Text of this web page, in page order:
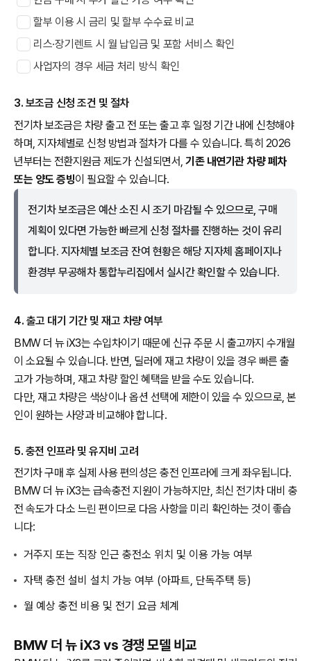
할부 이용 시 금리 및 할부 수수료 비교
리스·장기렌트 시 월 납입금 및 포함 서비스 확인
사업자의 경우 세금 처리 방식 확인
3. 보조금 신청 조건 및 절차
전기차 보조금은 차량 출고 전 또는 출고 후 일정 기간 내에 신청해야
하며, 지자체별로 신청 방법과 절차가 다를 수 있습니다. 특히 2026
년부터는 전환지원금 제도가 신설되면서, 기존 내연기관 차량 폐차
또는 양도 증빙이 필요할 수 있습니다.
전기차 보조금은 예산 소진 시 조기 마감될 수 있으므로, 구매
계획이 있다면 가능한 빠르게 신청 절차를 진행하는 것이 유리
합니다. 지자체별 보조금 잔여 현황은 해당 지자체 홈페이지나
환경부 무공해차 통합누리집에서 실시간 확인할 수 있습니다.
4. 출고 대기 기간 및 재고 차량 여부
BMW 더 뉴 iX3는 수입차이기 때문에 신규 주문 시 출고까지 수개월
이 소요될 수 있습니다. 반면, 딜러에 재고 차량이 있을 경우 빠른 출
고가 가능하며, 재고 차량 할인 혜택을 받을 수도 있습니다.
다만, 재고 차량은 색상이나 옵션 선택에 제한이 있을 수 있으므로, 본
인이 원하는 사양과 비교해야 합니다.
5. 충전 인프라 및 유지비 고려
전기차 구매 후 실제 사용 편의성은 충전 인프라에 크게 좌우됩니다.
BMW 더 뉴 iX3는 급속충전 지원이 가능하지만, 최신 전기차 대비 충
전 속도가 다소 느린 편이므로 다음 사항을 미리 확인하는 것이 좋습
니다:
거주지 또는 직장 인근 충전소 위치 및 이용 가능 여부
자택 충전 설비 설치 가능 여부 (아파트, 단독주택 등)
월 예상 충전 비용 및 전기 요금 체계
BMW 더 뉴 iX3 vs 경쟁 모델 비교